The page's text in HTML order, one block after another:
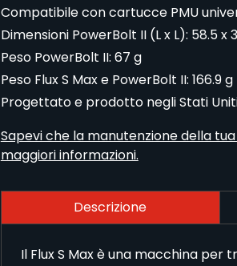
Compatibile con cartucce PMU
Dimensioni PowerBolt II (L x L): 58.5 x
Peso PowerBolt II: 67 g
Peso Flux S Max e PowerBolt II: 166.9 g
Progettato e prodotto negli Stati
Sapevi che la manutenzione della
maggiori informazioni.
Descrizione
Il Flux S Max è una macchina